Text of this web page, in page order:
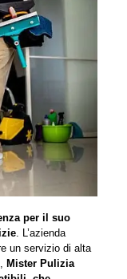
per il suo
. L’azienda
un servizio di alta
Mister Pulizia